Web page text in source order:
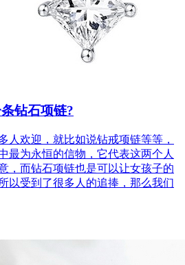
钻石项链?
人欢迎，就比如说钻戒项链等等，
最为永恒的信物，它代表这两个人
，而钻石项链也是可以让女孩子的
以受到了很多人的追捧，那么我们